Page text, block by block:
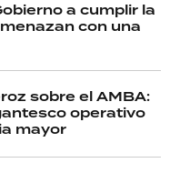
a cumplir la
con una
sobre el AMBA:
operativo
mayor